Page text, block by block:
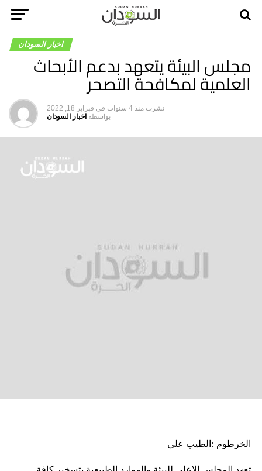
اخبار السودان
مجلس البيئة يتعهد بدعم الأبحاث
العلمية لمكافحة التصحر
نشرت منذ 4 سنوات في فبراير 18, 2022
بواسطه اخبار السودان
الخرطوم :الطيب علي